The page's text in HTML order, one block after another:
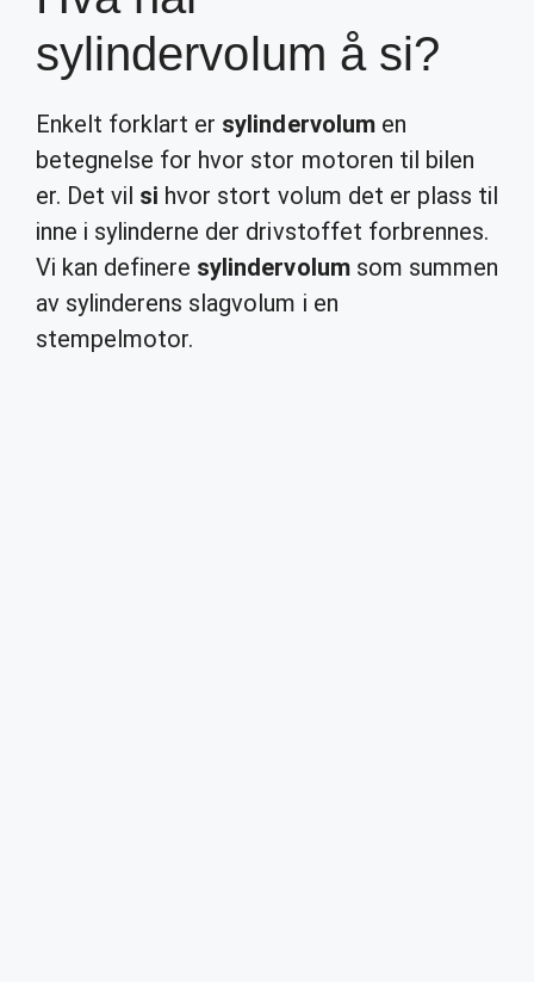
sylindervolum å si?
Enkelt forklart er sylindervolumen
betegnelse for hvor stor motoren til bilen
er. Det vil si hvor stort volum det er plass til
inne i sylinderne der drivstoffet forbrennes.
Vi kan definere sylindervolumsom summen
av sylinderens slagvolum i en
stempelmotor.